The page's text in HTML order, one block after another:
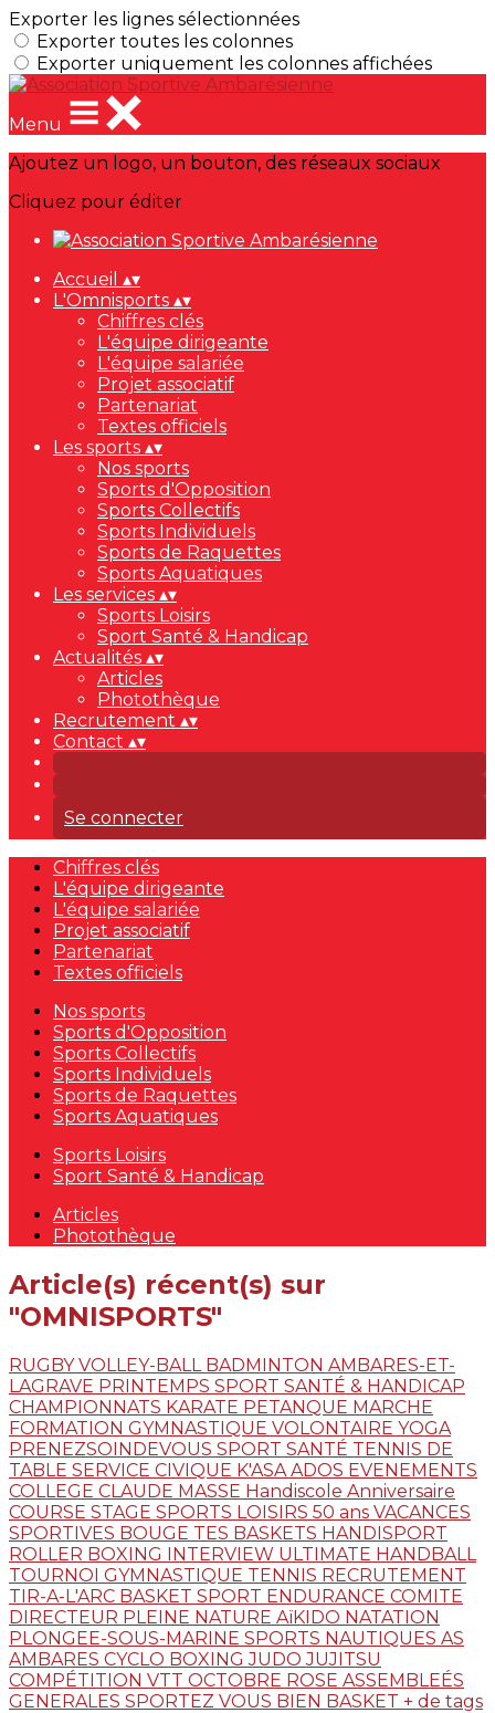
Exporter les lignes sélectionnées
Exporter toutes les colonnes
Exporter uniquement les colonnes affichées
Menu
Ajoutez un logo, un bouton, des réseaux sociaux
Cliquez pour éditer
Accueil ▴▾
L'Omnisports ▴▾
Chiffres clés
L'équipe dirigeante
L'équipe salariée
Projet associatif
Partenariat
Textes officiels
Les sports ▴▾
Nos sports
Sports d'Opposition
Sports Collectifs
Sports Individuels
Sports de Raquettes
Sports Aquatiques
Les services ▴▾
Sports Loisirs
Sport Santé & Handicap
Actualités ▴▾
Articles
Photothèque
Recrutement ▴▾
Contact ▴▾
Se connecter
Chiffres clés
L'équipe dirigeante
L'équipe salariée
Projet associatif
Partenariat
Textes officiels
Nos sports
Sports d'Opposition
Sports Collectifs
Sports Individuels
Sports de Raquettes
Sports Aquatiques
Sports Loisirs
Sport Santé & Handicap
Articles
Photothèque
Article(s) récent(s) sur
"OMNISPORTS"
RUGBYVOLLEY-BALL BADMINTON AMBARES-ET-
LAGRAVE PRINTEMPS SPORT SANTÉ & HANDICAP
CHAMPIONNATS KARATE PETANQUE MARCHE
FORMATION GYMNASTIQUE VOLONTAIRE YOGA
PRENEZSOINDEVOUS SPORT SANTÉ TENNIS DE
TABLE SERVICE CIVIQUE K'ASA ADOS EVENEMENTS
COLLEGE CLAUDE MASSE Handiscole Anniversaire
COURSE STAGE SPORTS LOISIRS 50 ans VACANCES
SPORTIVES BOUGE TES BASKETS HANDISPORT
ROLLER BOXING INTERVIEW ULTIMATE HANDBALL
TOURNOI GYMNASTIQUE TENNIS RECRUTEMENT
TIR-A-L'ARC BASKET SPORT ENDURANCE COMITE
DIRECTEUR PLEINE NATURE AïKIDO NATATION
PLONGEE-SOUS-MARINE SPORTS NAUTIQUES AS
AMBARES CYCLO BOXINGJUDO JUJITSU
COMPÉTITION VTT OCTOBRE ROSE ASSEMBLEÉS
GENERALES SPORTEZ VOUS BIEN BASKET + de tags